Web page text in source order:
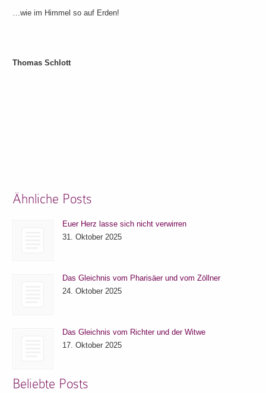
…wie im Himmel so auf Erden!
Thomas Schlott
Ähnliche Posts
Euer Herz lasse sich nicht verwirren
31. Oktober 2025
Das Gleichnis vom Pharisäer und vom Zöllner
24. Oktober 2025
Das Gleichnis vom Richter und der Witwe
17. Oktober 2025
Beliebte Posts